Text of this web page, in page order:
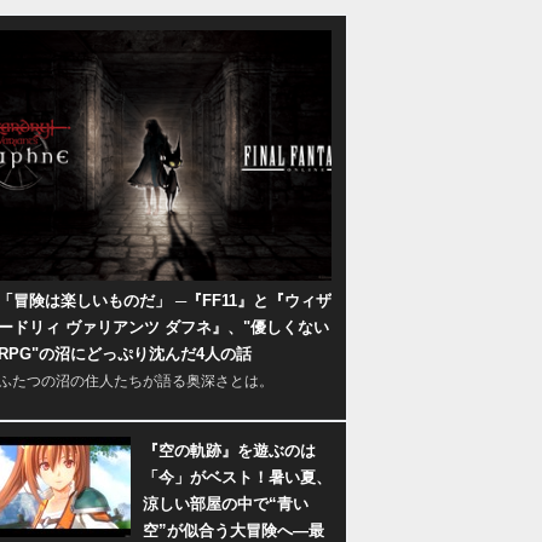
冒険は楽しいものだ」 ─『FF11』と『ウィザ
ドリィ ヴァリアンツ ダフネ』、"優しくない
の沼にどっぷり沈んだ4人の話
たつの沼の住人たちが語る奥深さとは。
『空の軌跡』を遊ぶのは
「今」がベスト！暑い夏、
涼しい部屋の中で“青い
空”が似合う大冒険へ―最